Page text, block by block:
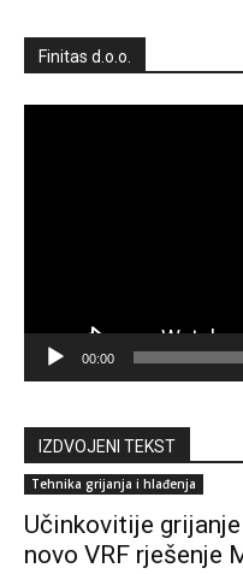
Finitas d.o.o.
00:00
IZDVOJENI TEKST
Tehnika grijanja i hlađenja
Učinkovitije
novo VRF rješenje